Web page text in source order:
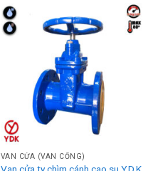
VAN CỬA (VAN CỔNG)
Van cửa ty chìm cánh cao su Y.D.K